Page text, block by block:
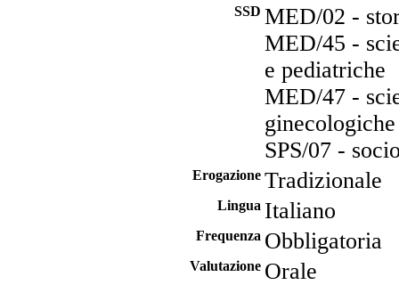
SSD MED/02 -
MED/45 -
e pediatriche
MED/47 -
ginecologiche
SPS/07 -
Erogazione Tradizionale
Lingua Italiano
Frequenza Obbligatoria
Valutazione Orale